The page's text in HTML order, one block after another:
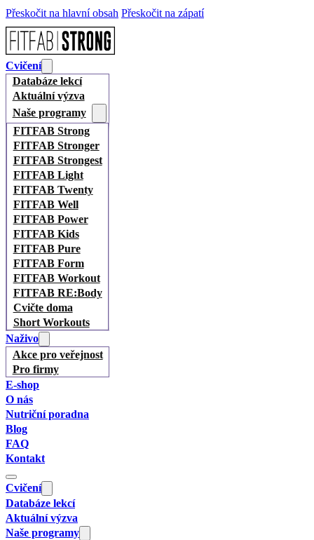
Přeskočit na hlavní obsah Přeskočit na zápatí
Cvičení
Databáze lekcí
Aktuální výzva
Naše programy
FITFAB Strong
FITFAB Stronger
FITFAB Strongest
FITFAB Light
FITFAB Twenty
FITFAB Well
FITFAB Power
FITFAB Kids
FITFAB Pure
FITFAB Form
FITFAB Workout
FITFAB RE:Body
Cvičte doma
Short Workouts
Naživo
Akce pro veřejnost
Pro firmy
E-shop
O nás
Nutriční poradna
Blog
FAQ
Kontakt
Cvičení
Databáze lekcí
Aktuální výzva
Naše programy